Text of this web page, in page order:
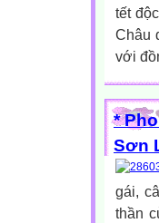
tết
Châu
với
*
Sơn
gái,
thần